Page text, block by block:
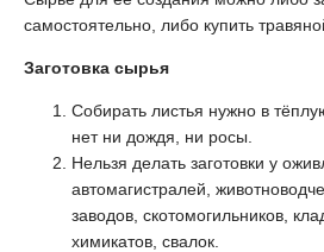
самостоятельно, либо купить
Заготовка сырья
Собирать листья нужно в
нет ни дождя, ни росы.
Нельзя делать заготовки у
автомагистралей,
заводов, скотомогильников,
химикатов, свалок.